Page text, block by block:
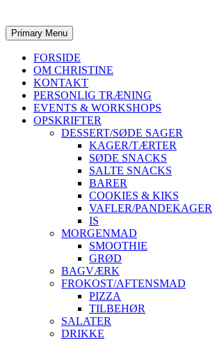
Primary Menu
FORSIDE
OM CHRISTINE
KONTAKT
PERSONLIG TRÆNING
EVENTS & WORKSHOPS
OPSKRIFTER
DESSERT/SØDE SAGER
KAGER/TÆRTER
SØDE SNACKS
SALTE SNACKS
BARER
COOKIES & KIKS
VAFLER/PANDEKAGER
IS
MORGENMAD
SMOOTHIE
GRØD
BAGVÆRK
FROKOST/AFTENSMAD
PIZZA
TILBEHØR
SALATER
DRIKKE